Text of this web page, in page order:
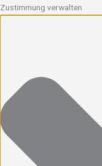
Zustimmung verwalten